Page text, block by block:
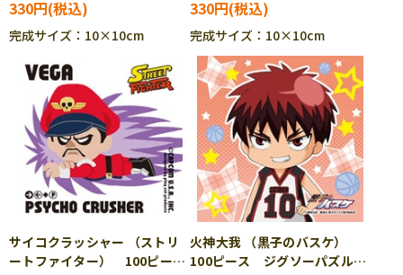
330円
完成サイズ：10×10cm
330円
完成サイズ：10×10cm
サイコクラッシャー （ストリ
ートファイター） 100ピー
火神大我 （黒子のバスケ）
100ピース ジグソーパズル